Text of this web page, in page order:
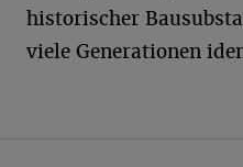
historischer
viele Generationen